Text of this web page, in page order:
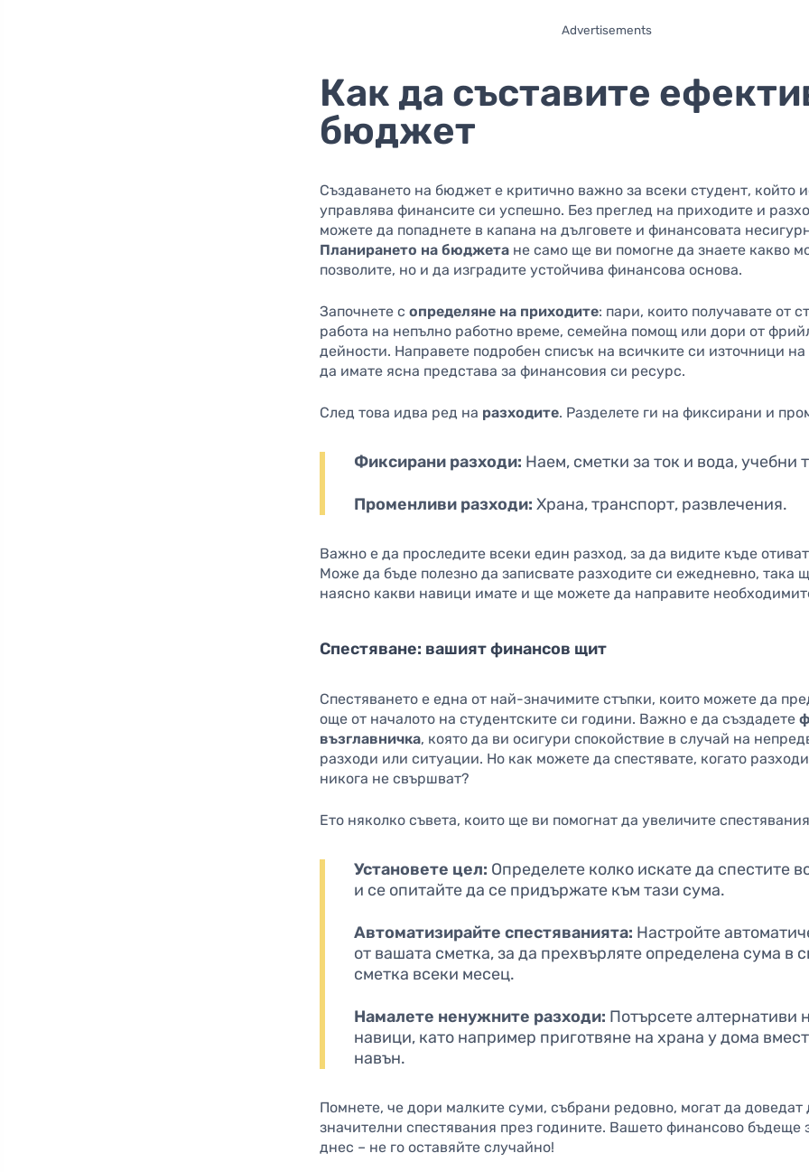
Advertisements
Как да съставите
бюджет
Създаването на бюджет е критично важно за всеки студент, който
управлява финансите си успешно. Без преглед на приходите и
можете да попаднете в капана на дълговете и финансовата
Планирането на бюджета не само ще ви помогне да знаете какво
позволите, но и да изградите устойчива финансова основа.
Започнете сопределяне на приходите: пари, които получавате от
работа на непълно работно време, семейна помощ или дори от
дейности. Направете подробен списък на всичките си източници
да имате ясна представа за финансовия си ресурс.
След това идва ред на разходите. Разделете ги на фиксирани и
Фиксирани разходи: Наем, сметки за ток и вода, учебни
Променливи разходи: Храна, транспорт, развлечения.
Важно е да проследите всеки един разход, за да видите къде
Може да бъде полезно да записвате разходите си ежедневно, така
наясно какви навици имате и ще можете да направите
Спестяване: вашият финансов щит
Спестяването е една от най-значимите стъпки, които можете да
още от началото на студентските си години. Важно е да създадете
възглавничка, която да ви осигури спокойствие в случай на
разходи или ситуации. Но как можете да спестявате, когато
никога не свършват?
Ето няколко съвета, които ще ви помогнат да увеличите
Установете цел: Определете колко искате да спестите
и се опитайте да се придържате към тази сума.
Автоматизирайте спестяванията: Настройте
от вашата сметка, за да прехвърляте определена сума в
сметка всеки месец.
Намалете ненужните разходи: Потърсете алтернативи
навици, като например приготвяне на храна у дома
навън.
Помнете, че дори малките суми, събрани редовно, могат да доведат
значителни спестявания през годините. Вашето финансово бъдеще
днес – не го оставяйте случайно!